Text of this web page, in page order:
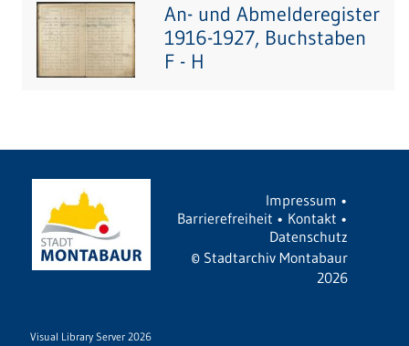
An- und Abmelderegister
1916-1927, Buchstaben
F - H
Impressum •
Barrierefreiheit • Kontakt •
Datenschutz
© Stadtarchiv Montabaur
2026
Visual Library Server 2026